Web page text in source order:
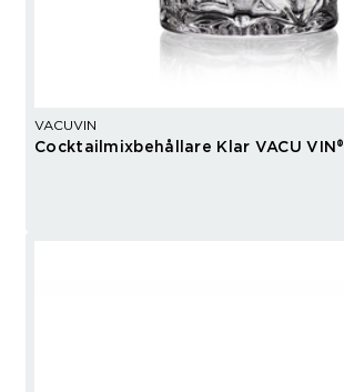
VACUVIN
Cocktailmixbehållare Klar VACU VIN®